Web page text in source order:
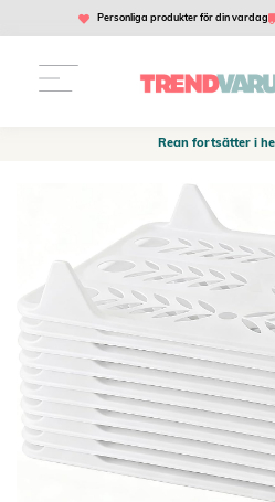
Personliga produkter för din vardag
Rean fortsätter i